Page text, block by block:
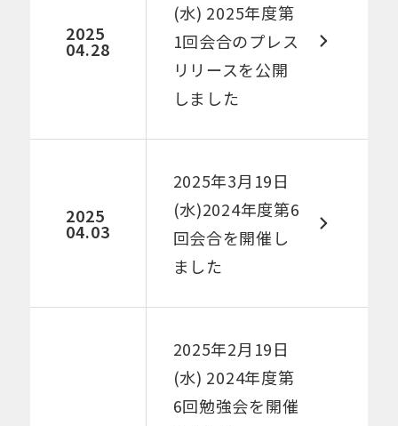
2025
04.28
(水) 2025年度第
1回会合のプレス
リリースを公開
しました​
2025
04.03
2025年3月19日
(水)2024年度第6
回会合を開催し
ました​
2025年2月19日
(水) 2024年度第
6回勉強会を開催